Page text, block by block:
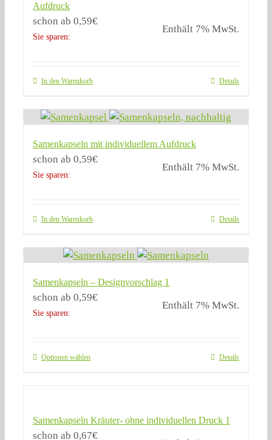
Aufdruck
schon ab 0,59€
Sie sparen:
Enthält 7% MwSt.
In den Warenkorb Details
Samenkapseln mit individuellem Aufdruck
schon ab 0,59€
Sie sparen:
Enthält 7% MwSt.
In den Warenkorb Details
Samenkapseln – Designvorschlag 1
schon ab 0,59€
Sie sparen:
Enthält 7% MwSt.
Optionen wählen Details
Samenkapseln Kräuter- ohne individuellen Druck 1
schon ab 0,67€